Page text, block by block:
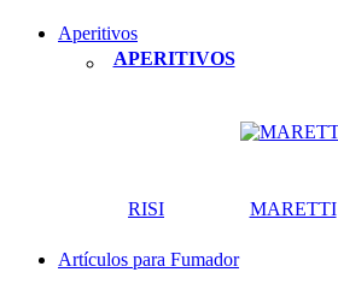
Aperitivos
APERITIVOS
RISI MARETTI
Artículos para Fumador